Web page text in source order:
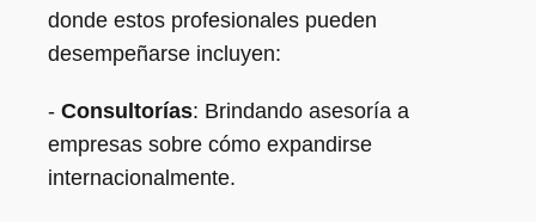
donde estos profesionales pueden
desempeñarse incluyen:
- Consultorías: Brindando asesoría a
empresas sobre cómo expandirse
internacionalmente.